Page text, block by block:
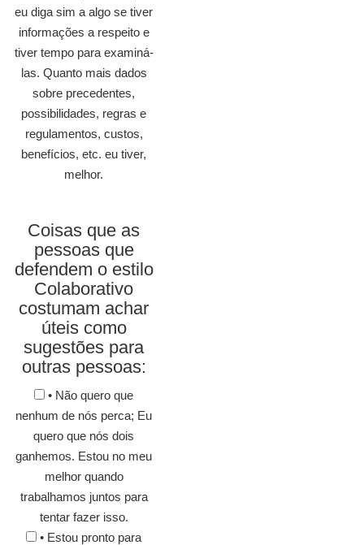
eu diga sim a algo se tiver
informações a respeito e
tiver tempo para examiná-
las. Quanto mais dados
sobre precedentes,
possibilidades, regras e
regulamentos, custos,
benefícios, etc. eu tiver,
melhor.
Coisas que as
pessoas que
defendem o estilo
Colaborativo
costumam achar
úteis como
sugestões para
outras pessoas:
• Não quero que
nenhum de nós perca; Eu
quero que nós dois
ganhemos. Estou no meu
melhor quando
trabalhamos juntos para
tentar fazer isso.
• Estou pronto para